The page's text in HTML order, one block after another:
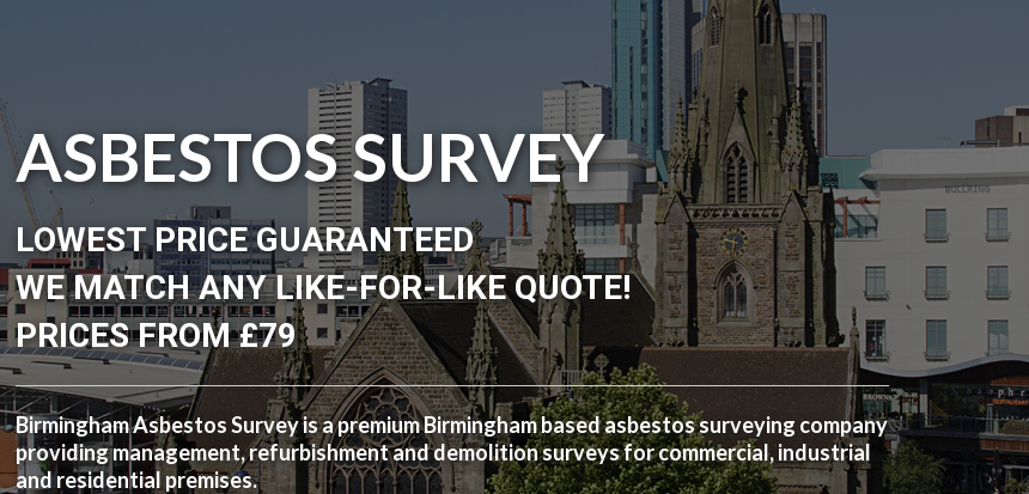
ASBESTOS SURVEY
LOWEST PRICE GUARANTEED
WE MATCH ANY LIKE-FOR-LIKE QUOTE!
PRICES FROM £79
Birmingham Asbestos Survey is a premium Birmingham based asbestos surveying company
providing management, refurbishment and demolition surveys for commercial, industrial
and residential premises.